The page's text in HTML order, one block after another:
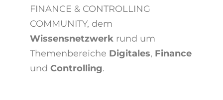
FINANCE & CONTROLLING
COMMUNITY, dem
Wissensnetzwerk rund um
Themenbereiche Digitales, Finance
und Controlling.